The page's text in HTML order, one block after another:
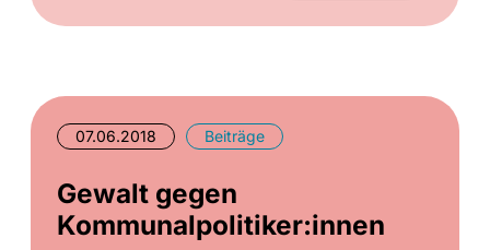
07.06.2018 Beiträge
Gewalt gegen
Kommunalpolitiker:innen